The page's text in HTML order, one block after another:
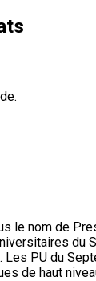
le nom de
du
Les PU du
de haut